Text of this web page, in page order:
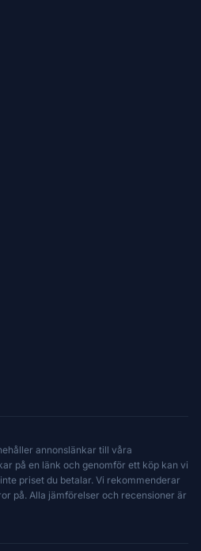
annonslänkar till våra
på en länk och genomför ett köp kan vi
priset du betalar. Vi rekommenderar
på. Alla jämförelser och recensioner är